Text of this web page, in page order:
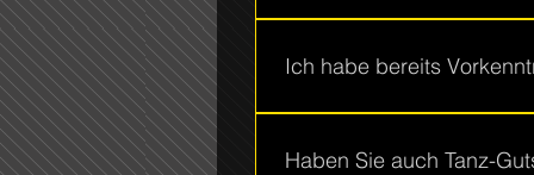
im Bistrobereich erlaubt.
Ich habe bereits
Trainer/Trainerinnen beraten
Haben Sie auch Tanz-